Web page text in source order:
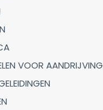
VOOR AANDRIJVING